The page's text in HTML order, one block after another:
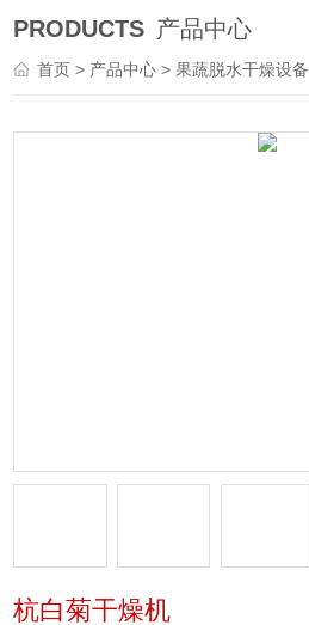
PRODUCTS 产品中心
首页> 产品中心 >果蔬脱水干燥设备
杭白菊干燥机